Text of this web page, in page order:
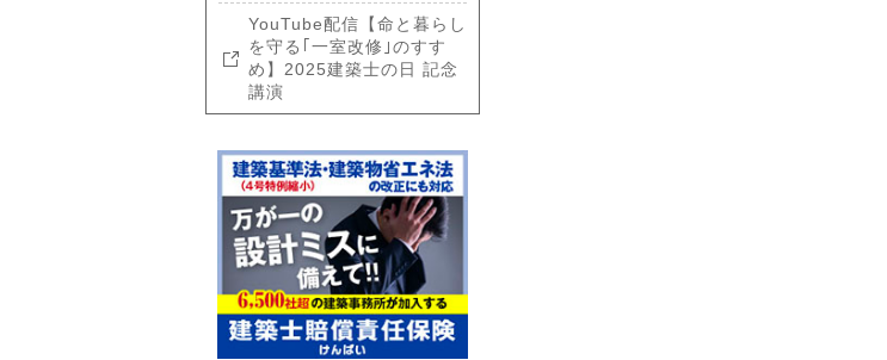
YouTube配信【命と暮らし
を守る｢一室改修｣のすす
め】2025建築士の日 記念
講演